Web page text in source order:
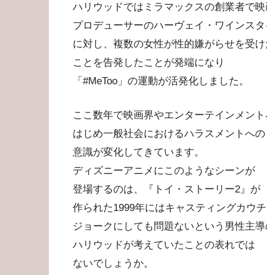
ハリウッドではミラマックスの創業者で
プロデューサーのハーヴェイ・ワインス
に対し、複数の女性が性的嫌がらせを受
ことを告発したことが発端になり
「#MeToo」の運動が活発化しました。
ここ数年で映画界やエンターテインメン
はじめ一般社会におけるハラスメントへの
意識が変化してきています。
ディズニーアニメにこのようなシーンが
登場するのは、『トイ・ストーリー2』が
作られた1999年にはキャスティングカウ
ジョークにしても問題ないという男性主
ハリウッドが考えていたことの表れでは
ないでしょうか。